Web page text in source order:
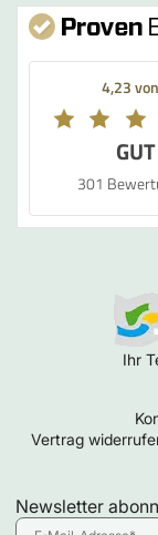
4,23
GUT
301
Ihr
Vertrag
Newsletter